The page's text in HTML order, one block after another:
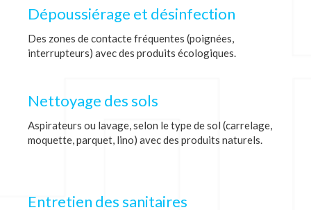
Dépoussiérage et désinfection
Des zones de contacte fréquentes (poignées,
interrupteurs) avec des produits écologiques.
Nettoyage des sols
Aspirateurs ou lavage, selon le type de sol (carrelage,
moquette, parquet, lino) avec des produits naturels.
Entretien des sanitaires